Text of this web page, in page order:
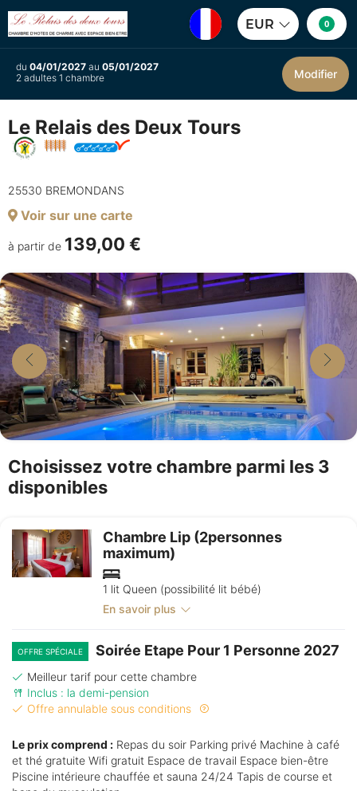
EUR 0
du 04/01/2027 au 05/01/2027
2 adultes 1 chambre
Modifier
Le Relais des Deux Tours
25530 BREMONDANS
Voir sur une carte
à partir de 139,00 €
Choisissez votre chambre parmi les 3
disponibles
Chambre Lip (2personnes
maximum)
1 lit Queen (possibilité lit bébé)
En savoir plus
OFFRE SPÉCIALE Soirée Etape Pour 1 Personne 2027
Meilleur tarif pour cette chambre
Inclus : la demi-pension
Offre annulable sous conditions
Le prix comprend : Repas du soir Parking privé Machine à café
et thé gratuite Wifi gratuit Espace de travail Espace bien-être
Piscine intérieure chauffée et sauna 24/24 Tapis de course et